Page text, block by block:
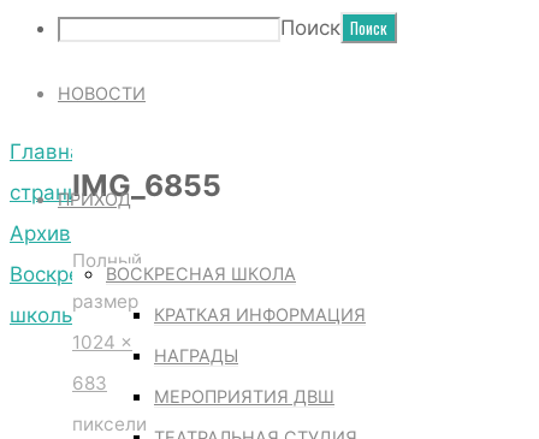
НОВОСТИ
ПРИХОД
ВОСКРЕСНАЯ ШКОЛА
КРАТКАЯ ИНФОРМАЦИЯ
НАГРАДЫ
МЕРОПРИЯТИЯ ДВШ
IMG_6855
Главная
страница
Архив
Воскресной
школы
IMG_6855
IMG_6855
Полный
размер
1024 ×
683
пиксели
Поиск